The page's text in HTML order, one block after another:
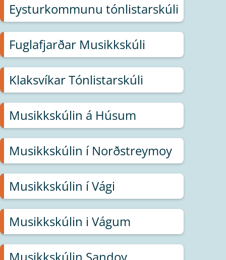
Eysturkommunu tónlistarskúli
Fuglafjarðar Musikkskúli
Klaksvíkar Tónlistarskúli
Musikkskúlin á Húsum
Musikkskúlin í Norðstreymoy
Musikkskúlin í Vági
Musikkskúlin i Vágum